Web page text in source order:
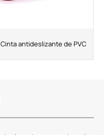
Cinta antideslizante de PVC